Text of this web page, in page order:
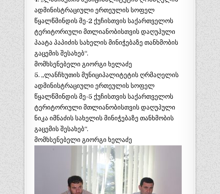
ადმინისტრაციული ერთეულის სოფელ
წყალწმინდის მე-2 ქუჩისთვის საქართველოს
ტერიტორიული მთლიანობისთვის დაღუპული
პაატა პაპიძის სახელის მინიჭებაზე თანხმობის
გაცემის შესახებ“.
მომხსენებელი გიორგი ხელაძე
5. „ლანჩხუთის მუნიციპალიტეტის ღრმაღელის
ადმინისტრაციული ერთეულის სოფელ
წყალწმინდის მე-5 ქუჩისთვის საქართველოს
ტერიტორიული მთლიანობისთვის დაღუპული
ნიკა იმნაძის სახელის მინიჭებაზე თანხმობის
გაცემის შესახებ“.
მომხსენებელი გიორგი ხელაძე